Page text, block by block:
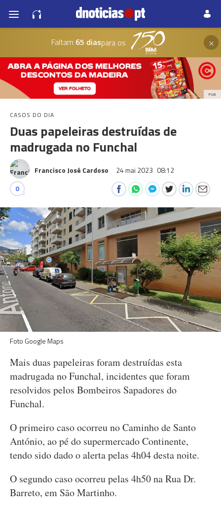
Faltam 65 diaspara os ×
PUB
CASOS DO DIA
Duas papeleiras destruídas de
madrugada no Funchal
Francisco José Cardoso 24 mai 2023 08:12
0
Foto Google Maps
Mais duas papeleiras foram destruídas esta
madrugada no Funchal, incidentes que foram
resolvidos pelos Bombeiros Sapadores do
Funchal.
O primeiro caso ocorreu no Caminho de Santo
António, ao pé do supermercado Continente,
tendo sido dado o alerta pelas 4h04 desta noite.
O segundo caso ocorreu pelas 4h50 na Rua Dr.
Barreto, em São Martinho.